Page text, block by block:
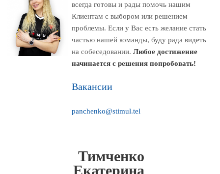
всегда готовы и рады помочь нашим
Клиентам с выбором или решением
проблемы. Если у Вас есть желание стать
частью нашей команды, буду рада видеть
на собеседовании.Любое достижение
начинается с решения попробовать!
Вакансии
panchenko@stimul.tel
Тимченко
Екатерина